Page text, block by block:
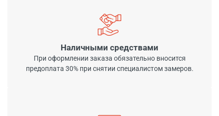
Наличными средствами
При оформлении заказа обязательно вносится
предоплата 30% при снятии специалистом замеров.